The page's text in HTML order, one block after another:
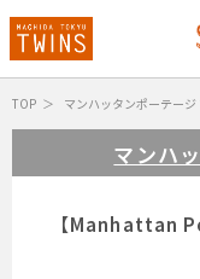
TOP マンハッタンポーテージ
マンハ
【Manhattan